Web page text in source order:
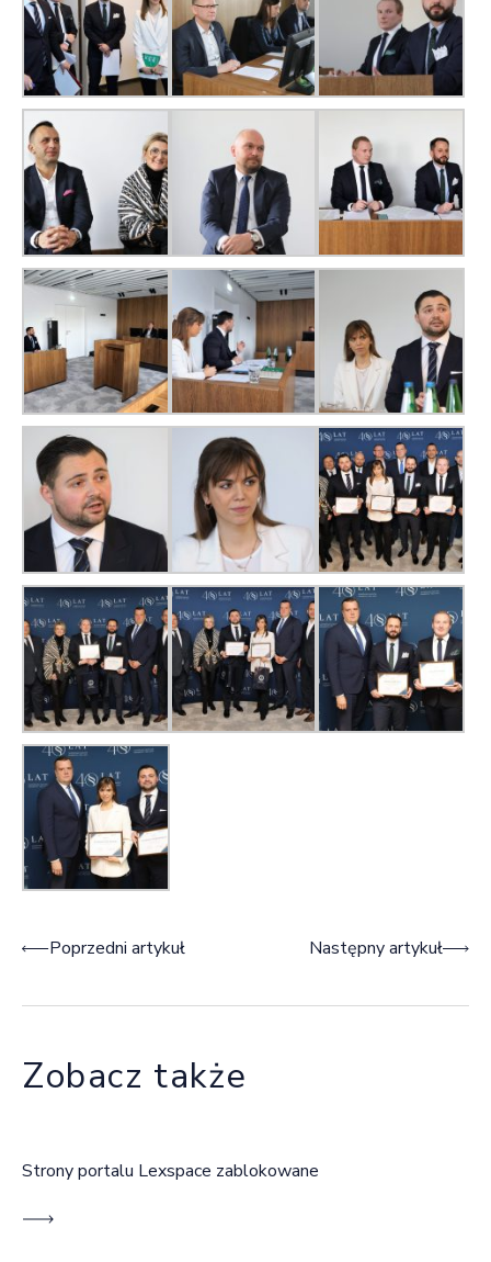
Nawigacja wpisu
Poprzedni artykuł Następny artykuł
Zobacz także
Strony portalu Lexspace zablokowane